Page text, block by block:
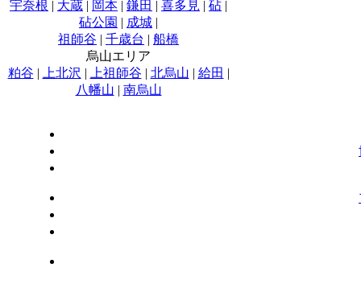
宇奈根 | 大蔵 | 岡本 | 鎌田 | 喜多見 | 砧 |
砧公園 | 成城 |
祖師谷 | 千歳台 | 船橋
烏山エリア
粕谷 | 上北沢 | 上祖師谷 | 北烏山 | 給田 |
八幡山 | 南烏山